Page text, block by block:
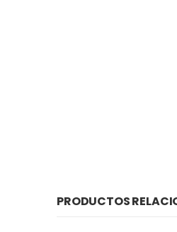
PRODUCTOS